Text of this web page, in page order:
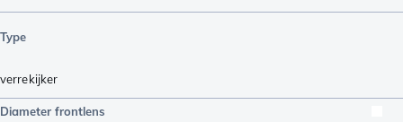
Type
verrekijker
Diameter frontlens